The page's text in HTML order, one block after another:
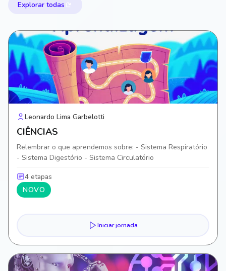
Explorar todas
Leonardo Lima Garbelotti
CIÊNCIAS
Relembrar o que aprendemos sobre: - Sistema Respiratório
- Sistema Digestório - Sistema Circulatório
4 etapas
NOVO
Iniciar jornada